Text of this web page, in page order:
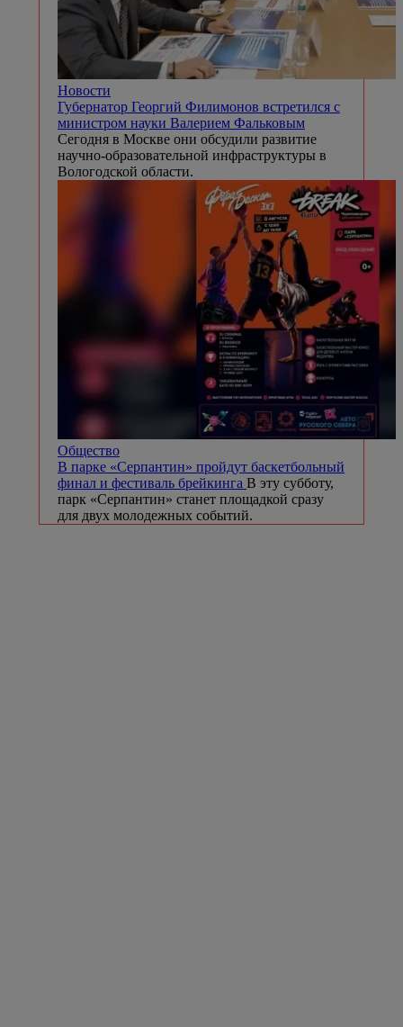
Новости
Губернатор Георгий Филимонов встретился с
министром науки Валерием Фальковым
Сегодня в Москве они обсудили развитие
научно-образовательной инфраструктуры в
Вологодской области.
Общество
В парке «Серпантин» пройдут баскетбольный
финал и фестиваль брейкинга В эту субботу,
парк «Серпантин» станет площадкой сразу
для двух молодежных событий.